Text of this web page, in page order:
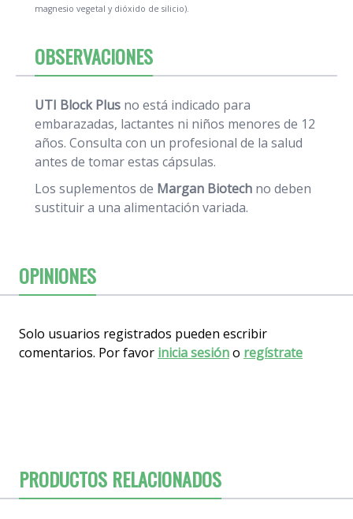
magnesio vegetal y dióxido de silicio).
OBSERVACIONES
UTI Block Plus no está indicado para
embarazadas, lactantes ni niños menores de 12
años. Consulta con un profesional de la salud
antes de tomar estas cápsulas.
Los suplementos de Margan Biotech no deben
sustituir a una alimentación variada.
OPINIONES
Solo usuarios registrados pueden escribir
comentarios. Por favor inicia sesióno regístrate
PRODUCTOS RELACIONADOS